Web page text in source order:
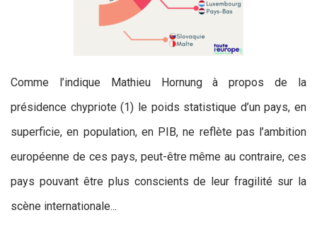
Comme l’indique Mathieu Hornung à propos de la
présidence chypriote (1) le poids statistique d’un pays, en
superficie, en population, en PIB, ne reflète pas l’ambition
européenne de ces pays, peut-être même au contraire, ces
pays pouvant être plus conscients de leur fragilité sur la
scène internationale...